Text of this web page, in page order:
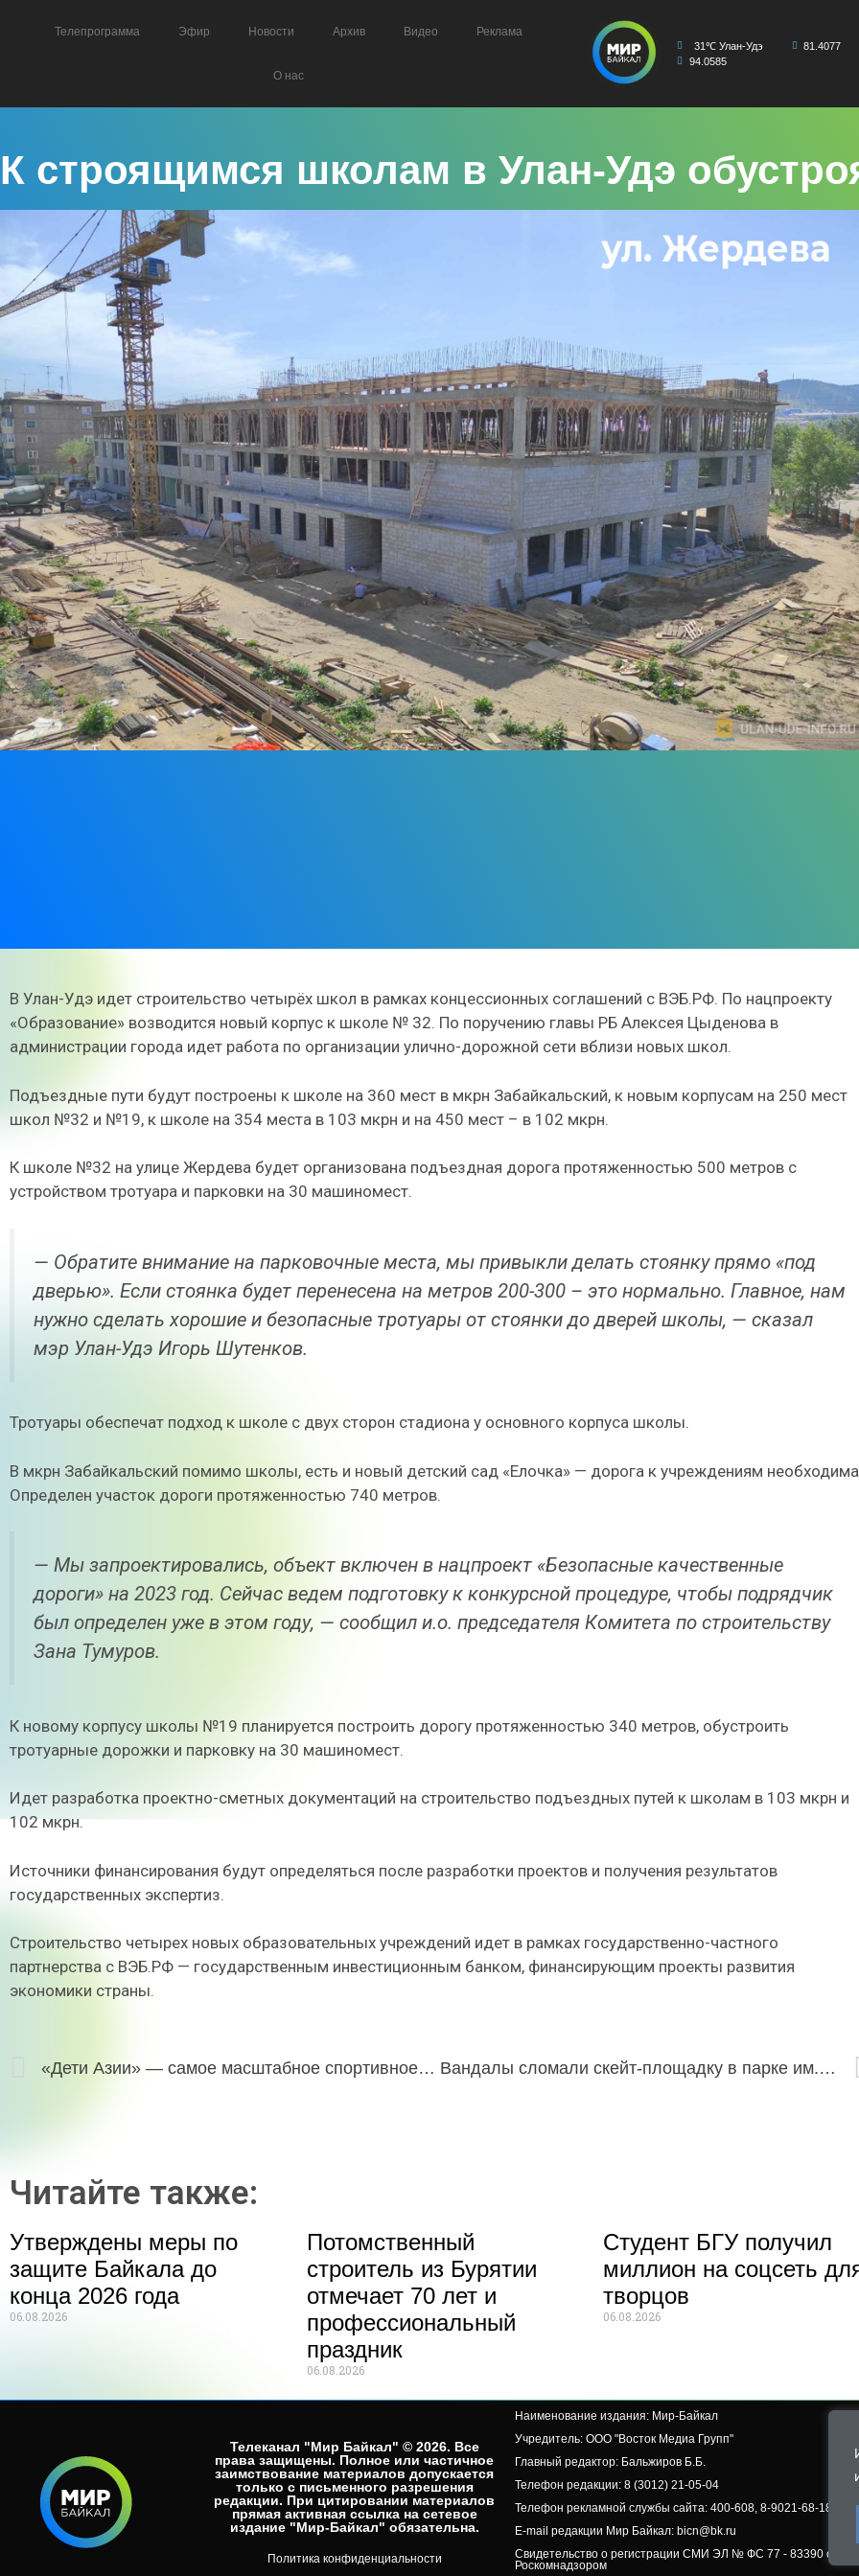
Телепрограмма Эфир Новости Архив Видео Реклама
О нас
31℃ Улан-Удэ
81.4077
94.0585
К строящимся школам в Улан-Удэ
В Улан-Удэ идет строительство четырёх школ в рамках концессионных соглашений с ВЭБ.РФ. По нацпроекту
«Образование» возводится новый корпус к школе № 32. По поручению главы РБ Алексея Цыденова в
администрации города идет работа по организации улично-дорожной сети вблизи новых школ.
Подъездные пути будут построены к школе на 360 мест в мкрн Забайкальский, к новым корпусам на 250 мест
школ №32 и №19, к школе на 354 места в 103 мкрн и на 450 мест – в 102 мкрн.
К школе №32 на улице Жердева будет организована подъездная дорога протяженностью 500 метров с
устройством тротуара и парковки на 30 машиномест.
— Обратите внимание на парковочные места, мы привыкли делать стоянку прямо «под
дверью». Если стоянка будет перенесена на метров 200-300 – это нормально. Главное, нам
нужно сделать хорошие и безопасные тротуары от стоянки до дверей школы, — сказал
мэр Улан-Удэ Игорь Шутенков.
Тротуары обеспечат подход к школе с двух сторон стадиона у основного корпуса школы.
В мкрн Забайкальский помимо школы, есть и новый детский сад «Елочка» — дорога к учреждениям
Определен участок дороги протяженностью 740 метров.
— Мы запроектировались, объект включен в нацпроект «Безопасные качественные
дороги» на 2023 год. Сейчас ведем подготовку к конкурсной процедуре, чтобы подрядчик
был определен уже в этом году, — сообщил и.о. председателя Комитета по строительству
Зана Тумуров.
К новому корпусу школы №19 планируется построить дорогу протяженностью 340 метров, обустроить
тротуарные дорожки и парковку на 30 машиномест.
Идет разработка проектно-сметных документаций на строительство подъездных путей к школам в 103 мкрн и
102 мкрн.
Источники финансирования будут определяться после разработки проектов и получения результатов
государственных экспертиз.
Строительство четырех новых образовательных учреждений идет в рамках государственно-частного
партнерства с ВЭБ.РФ — государственным инвестиционным банком, финансирующим проекты развития
экономики страны.
«Дети Азии» — самое масштабное спортивное событие среди юниоров Вандалы сломали скейт-площадку в парке им. Орешкова
Читайте также:
Утверждены меры по
защите Байкала до
конца 2026 года
06.08.2026
Потомственный
строитель из Бурятии
отмечает 70 лет и
профессиональный
праздник
06.08.2026
Студент БГУ получил
миллион на соцсеть
творцов
06.08.2026
Телеканал "Мир Байкал" © 2026. Все
права защищены. Полное или частичное
заимствование материалов допускается
только с письменного разрешения
редакции. При цитировании материалов
прямая активная ссылка на сетевое
издание "Мир-Байкал" обязательна.​
Политика конфиденциальности
Наименование издания: Мир-Байкал
Учредитель: ООО "Восток Медиа Групп"
Главный редактор: Бальжиров Б.Б.
Телефон редакции: 8 (3012) 21-05-04
Телефон рекламной службы сайта: 400-608, 8-9021-68-18-50,
E-mail редакции Мир Байкал: bicn@bk.ru
Свидетельство о регистрации СМИ ЭЛ № ФС 77 - 83390 от
Роскомнадзором